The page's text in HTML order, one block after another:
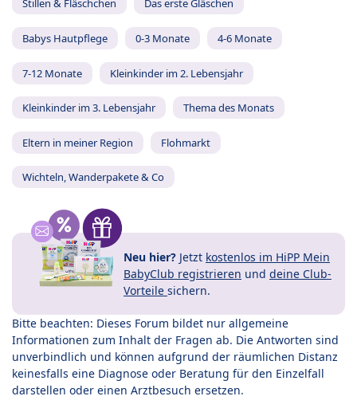
Stillen & Fläschchen Das erste Gläschen
Babys Hautpflege 0-3 Monate 4-6 Monate
7-12 Monate Kleinkinder im 2. Lebensjahr
Kleinkinder im 3. Lebensjahr Thema des Monats
Eltern in meiner Region Flohmarkt
Wichteln, Wanderpakete & Co
Neu hier? Jetzt kostenlos im HiPP Mein
BabyClub registrieren und deine Club-
Vorteile sichern.
Bitte beachten: Dieses Forum bildet nur allgemeine
Informationen zum Inhalt der Fragen ab. Die Antworten sind
unverbindlich und können aufgrund der räumlichen Distanz
keinesfalls eine Diagnose oder Beratung für den Einzelfall
darstellen oder einen Arztbesuch ersetzen.